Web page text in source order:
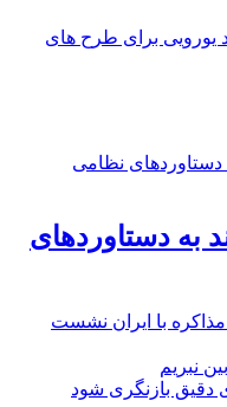
یورویی برای طرح های
به دستاوردهای